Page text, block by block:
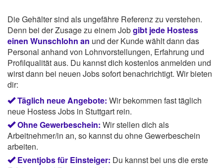
Die Gehälter sind als ungefähre Referenz zu verstehen.
Denn bei der Zusage zu einem Jobgibt jede Hostess
einen Wunschlohn an und der Kunde wählt dann das
Personal anhand von Lohnvorstellungen, Erfahrung und
Profilqualität aus. Du kannst dich kostenlos anmelden und
wirst dann bei neuen Jobs sofort benachrichtigt. Wir bieten
dir:
Täglich neue Angebote: Wir bekommen fast täglich
neue Hostess Jobs in Stuttgart rein.
Ohne Gewerbeschein: Wir stellen dich als
Arbeitnehmer/in an, so kannst du ohne Gewerbeschein
arbeiten.
Eventjobs für Einsteiger: Du kannst bei uns die erste